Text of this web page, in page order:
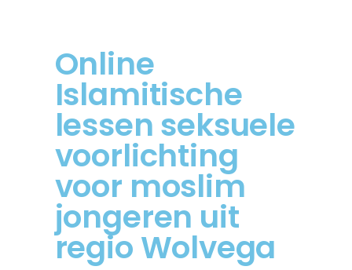
Online
Islamitische
lessen seksuele
voorlichting
voor moslim
jongeren uit
regio Wolvega